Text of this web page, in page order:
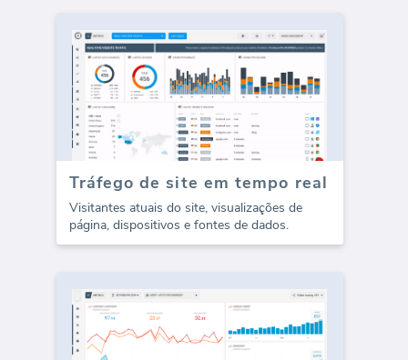
Tráfego de site em tempo real
Visitantes atuais do site, visualizações de
página, dispositivos e fontes de dados.